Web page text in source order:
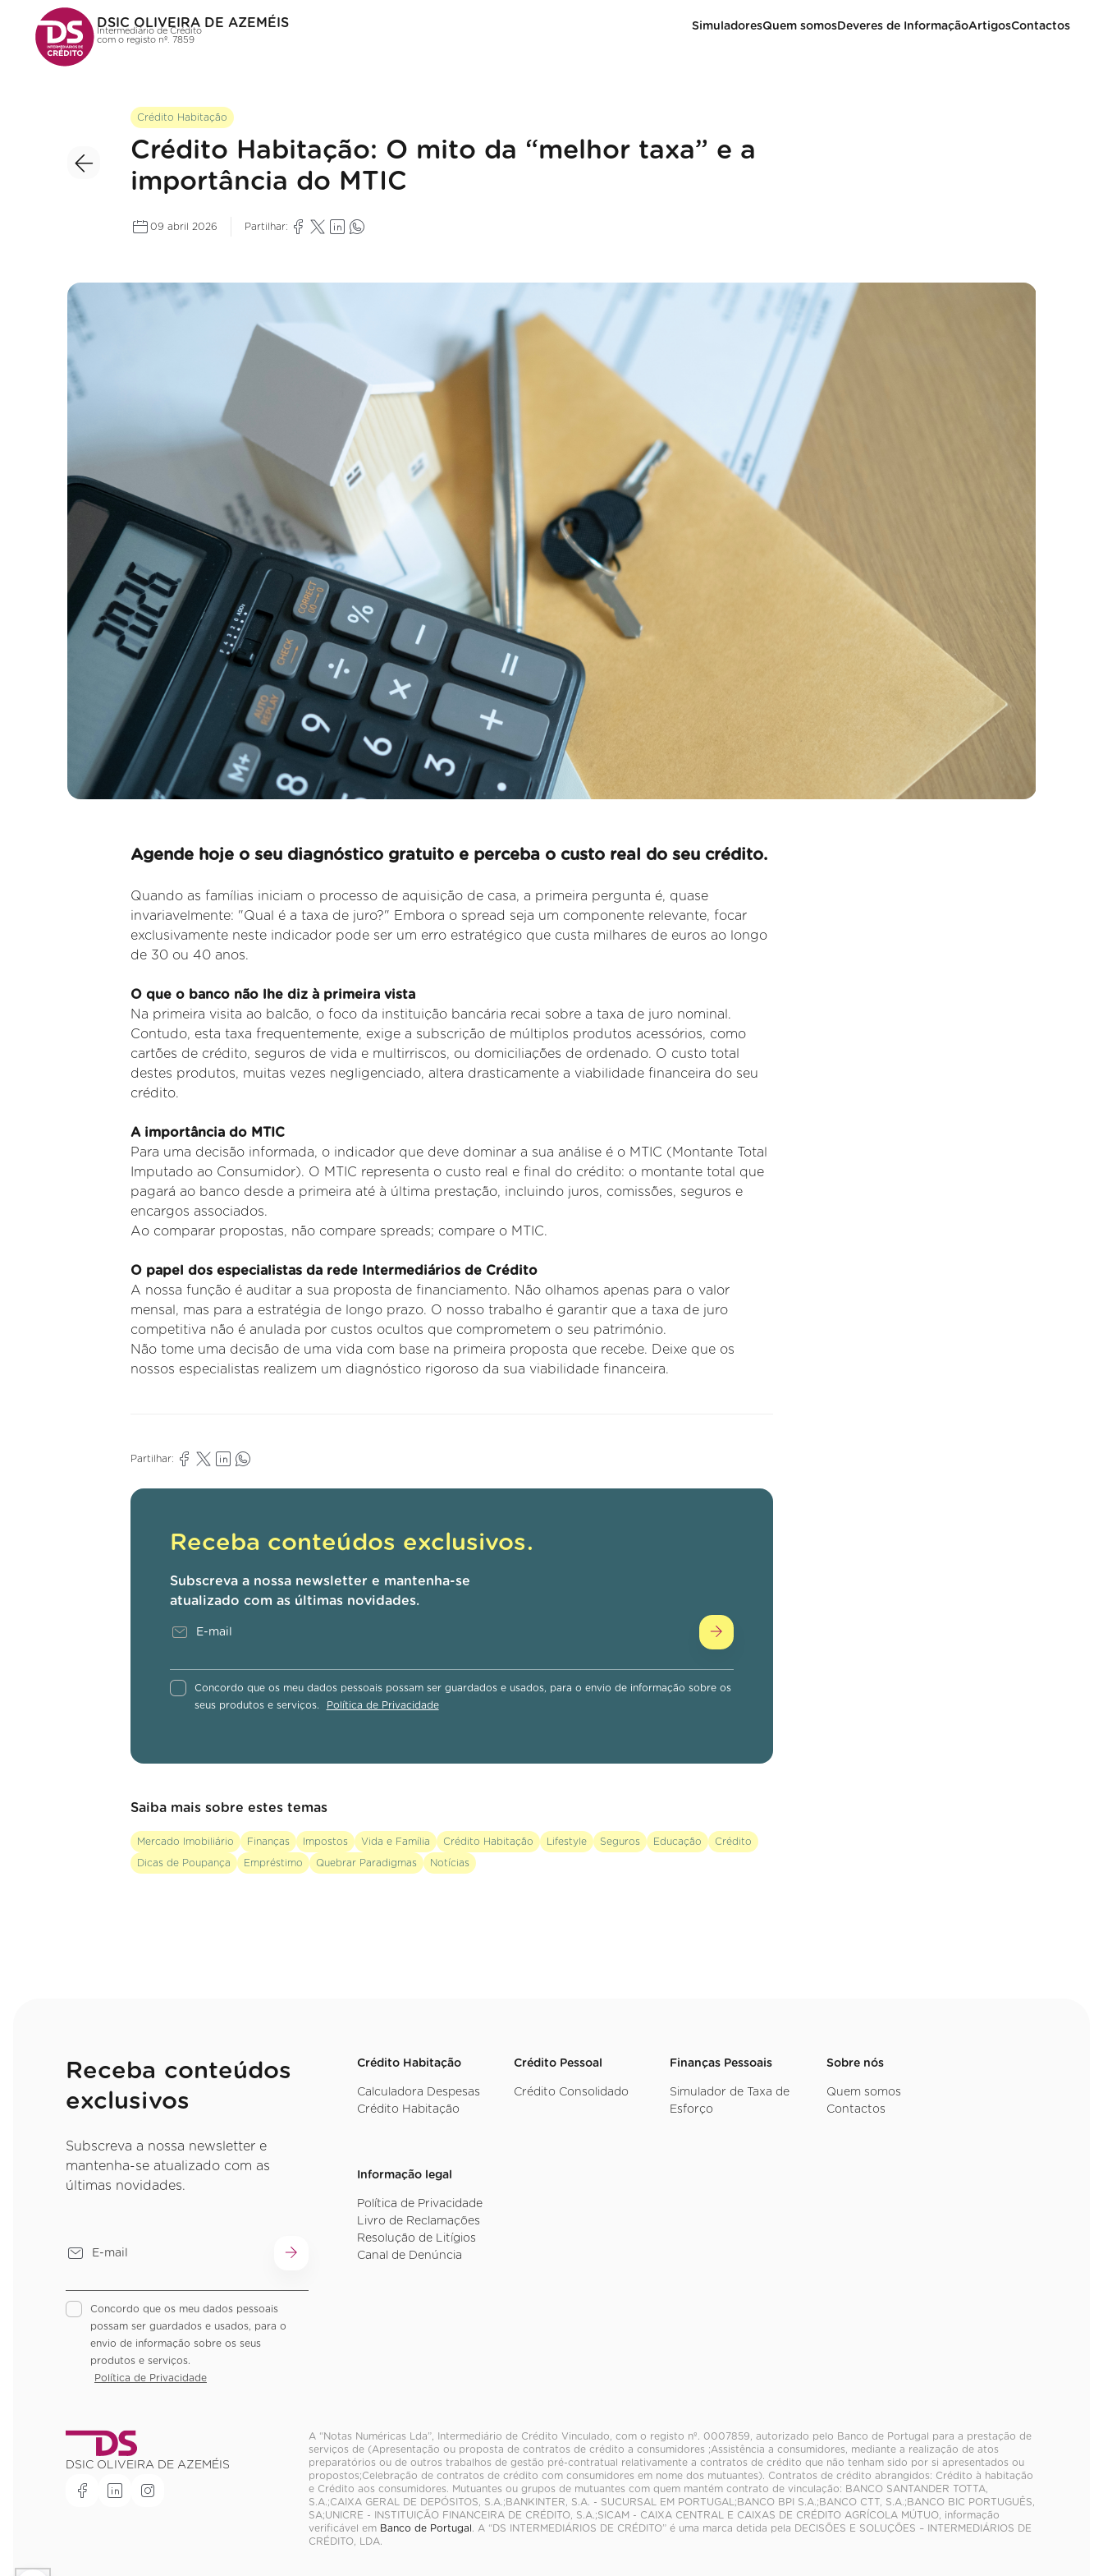
DSIC OLIVEIRA DE AZEMÉIS
Intermediário de Crédito
com o registo nº. 7859
SimuladoresQuem somosDeveres de InformaçãoArtigosContactos
Crédito Habitação
Crédito Habitação: O mito da “melhor taxa” e a
importância do MTIC
09 abril 2026 Partilhar:
Agende hoje o seu diagnóstico gratuito e perceba o custo real do seu crédito.
Quando as famílias iniciam o processo de aquisição de casa, a primeira pergunta é, quase
invariavelmente: "Qual é a taxa de juro?" Embora o spread seja um componente relevante, focar
exclusivamente neste indicador pode ser um erro estratégico que custa milhares de euros ao longo
de 30 ou 40 anos.
O que o banco não lhe diz à primeira vista
Na primeira visita ao balcão, o foco da instituição bancária recai sobre a taxa de juro nominal.
Contudo, esta taxa frequentemente, exige a subscrição de múltiplos produtos acessórios, como
cartões de crédito, seguros de vida e multirriscos, ou domiciliações de ordenado. O custo total
destes produtos, muitas vezes negligenciado, altera drasticamente a viabilidade financeira do seu
crédito.
A importância do MTIC
Para uma decisão informada, o indicador que deve dominar a sua análise é o MTIC (Montante Total
Imputado ao Consumidor). O MTIC representa o custo real e final do crédito: o montante total que
pagará ao banco desde a primeira até à última prestação, incluindo juros, comissões, seguros e
encargos associados.
Ao comparar propostas, não compare spreads; compare o MTIC.
O papel dos especialistas da rede Intermediários de Crédito
A nossa função é auditar a sua proposta de financiamento. Não olhamos apenas para o valor
mensal, mas para a estratégia de longo prazo. O nosso trabalho é garantir que a taxa de juro
competitiva não é anulada por custos ocultos que comprometem o seu património.
Não tome uma decisão de uma vida com base na primeira proposta que recebe. Deixe que os
nossos especialistas realizem um diagnóstico rigoroso da sua viabilidade financeira.
Partilhar:
Receba conteúdos exclusivos.
Subscreva a nossa newsletter e mantenha-se
atualizado com as últimas novidades.
Concordo que os meu dados pessoais possam ser guardados e usados, para o envio de informação sobre os
seus produtos e serviços.
Política de Privacidade
Saiba mais sobre estes temas
Mercado Imobiliário Finanças Impostos Vida e Família Crédito Habitação Lifestyle Seguros Educação Crédito
Dicas de Poupança Empréstimo Quebrar Paradigmas Notícias
Receba conteúdos
exclusivos
Subscreva a nossa newsletter e
mantenha-se atualizado com as
últimas novidades.
Concordo que os meu dados pessoais
possam ser guardados e usados, para o
envio de informação sobre os seus
produtos e serviços.
Política de Privacidade
Crédito Habitação
Calculadora Despesas
Crédito Habitação
Crédito Pessoal
Crédito Consolidado
Finanças Pessoais
Simulador de Taxa de
Esforço
Sobre nós
Quem somos
Contactos
Informação legal
Política de Privacidade
Livro de Reclamações
Resolução de Litígios
Canal de Denúncia
DSIC OLIVEIRA DE AZEMÉIS
A “Notas Numéricas Lda”, Intermediário de Crédito Vinculado, com o registo nº. 0007859, autorizado pelo Banco de Portugal para a prestação de
serviços de (Apresentação ou proposta de contratos de crédito a consumidores ;Assistência a consumidores, mediante a realização de atos
preparatórios ou de outros trabalhos de gestão pré-contratual relativamente a contratos de crédito que não tenham sido por si apresentados ou
propostos;Celebração de contratos de crédito com consumidores em nome dos mutuantes). Contratos de crédito abrangidos: Crédito à habitação
e Crédito aos consumidores. Mutuantes ou grupos de mutuantes com quem mantém contrato de vinculação: BANCO SANTANDER TOTTA,
S.A.;CAIXA GERAL DE DEPÓSITOS, S.A.;BANKINTER, S.A. - SUCURSAL EM PORTUGAL;BANCO BPI S.A.;BANCO CTT, S.A.;BANCO BIC PORTUGUÊS,
SA;UNICRE - INSTITUIÇÃO FINANCEIRA DE CRÉDITO, S.A.;SICAM - CAIXA CENTRAL E CAIXAS DE CRÉDITO AGRÍCOLA MÚTUO, informação
verificável em Banco de Portugal. A “DS INTERMEDIÁRIOS DE CRÉDITO” é uma marca detida pela DECISÕES E SOLUÇÕES – INTERMEDIÁRIOS DE
CRÉDITO, LDA.